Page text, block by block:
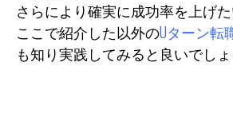
さらにより確実に成功率を上げた
ここで紹介した以外のUターン転
も知り実践してみると良いでしょ